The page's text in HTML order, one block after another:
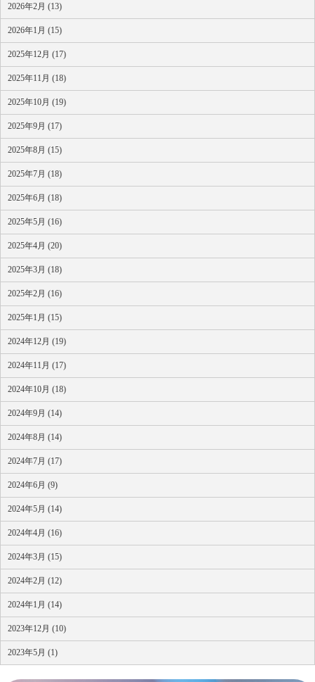
2026年2月 (13)
2026年1月 (15)
2025年12月 (17)
2025年11月 (18)
2025年10月 (19)
2025年9月 (17)
2025年8月 (15)
2025年7月 (18)
2025年6月 (18)
2025年5月 (16)
2025年4月 (20)
2025年3月 (18)
2025年2月 (16)
2025年1月 (15)
2024年12月 (19)
2024年11月 (17)
2024年10月 (18)
2024年9月 (14)
2024年8月 (14)
2024年7月 (17)
2024年6月 (9)
2024年5月 (14)
2024年4月 (16)
2024年3月 (15)
2024年2月 (12)
2024年1月 (14)
2023年12月 (10)
2023年5月 (1)